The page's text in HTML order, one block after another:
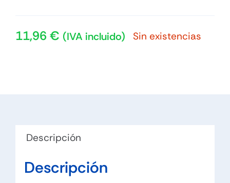
11,96 € (IVA incluido) Sin existencias
Descripción
Descripción